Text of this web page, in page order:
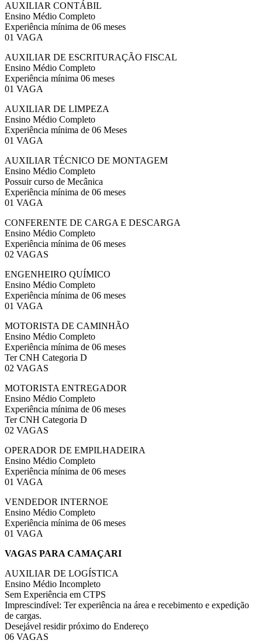
AUXILIAR CONTÁBIL
Ensino Médio Completo
Experiência mínima de 06 meses
01 VAGA
AUXILIAR DE ESCRITURAÇÃO FISCAL
Ensino Médio Completo
Experiência mínima 06 meses
01 VAGA
AUXILIAR DE LIMPEZA
Ensino Médio Completo
Experiência mínima de 06 Meses
01 VAGA
AUXILIAR TÉCNICO DE MONTAGEM
Ensino Médio Completo
Possuir curso de Mecânica
Experiência mínima de 06 meses
01 VAGA
CONFERENTE DE CARGA E DESCARGA
Ensino Médio Completo
Experiência mínima de 06 meses
02 VAGAS
ENGENHEIRO QUÍMICO
Ensino Médio Completo
Experiência mínima de 06 meses
01 VAGA
MOTORISTA DE CAMINHÃO
Ensino Médio Completo
Experiência mínima de 06 meses
Ter CNH Categoria D
02 VAGAS
MOTORISTA ENTREGADOR
Ensino Médio Completo
Experiência mínima de 06 meses
Ter CNH Categoria D
02 VAGAS
OPERADOR DE EMPILHADEIRA
Ensino Médio Completo
Experiência mínima de 06 meses
01 VAGA
VENDEDOR INTERNOE
Ensino Médio Completo
Experiência mínima de 06 meses
01 VAGA
VAGAS PARA CAMAÇARI
AUXILIAR DE LOGÍSTICA
Ensino Médio Incompleto
Sem Experiência em CTPS
Imprescindível: Ter experiência na área e recebimento e expedição
de cargas.
Desejável residir próximo do Endereço
06 VAGAS